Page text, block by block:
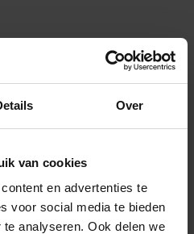
Over
van cookies
en advertenties te
voor social media te bieden
analyseren. Ook delen we